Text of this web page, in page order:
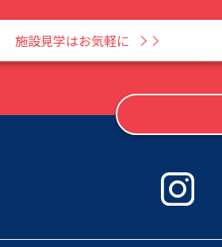
施設見学はお気軽に